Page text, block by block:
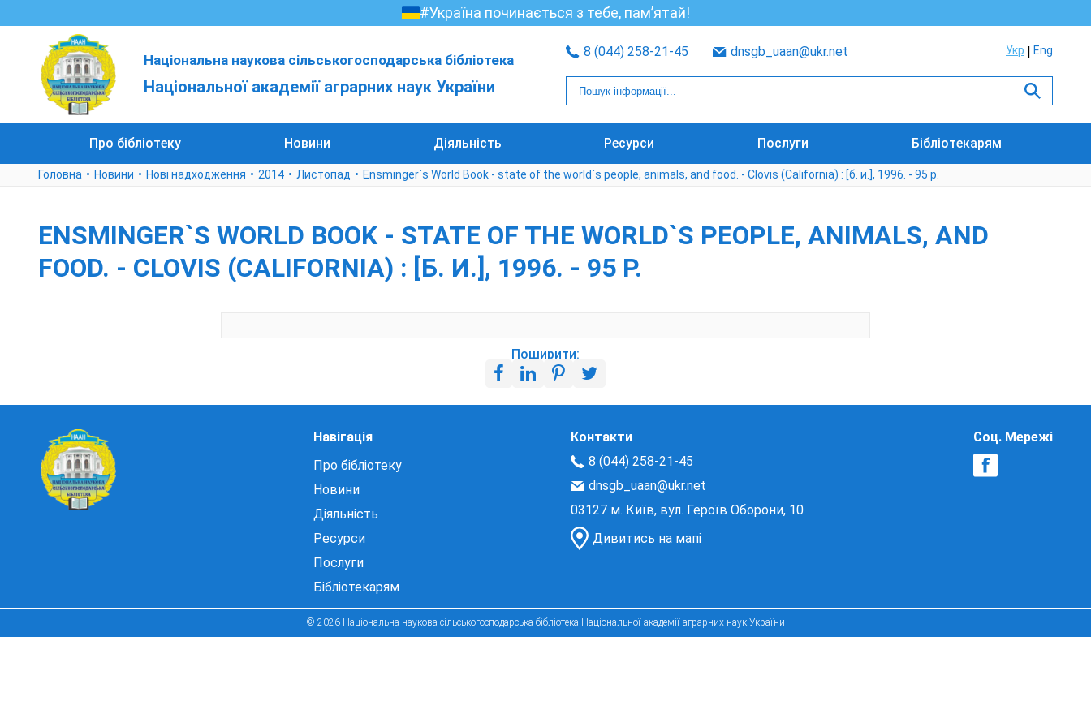
#Україна починається з тебе, пам’ятай!
Національна наукова сільськогосподарська бібліотека
Національної академії аграрних наук України
8 (044) 258-21-45 dnsgb_uaan@ukr.net Укр Eng
Про бібліотеку Новини Діяльність Ресурси Послуги Бібліотекарям
Головна Новини Нові надходження 2014 Листопад Ensminger`s World Book - state of the world`s people, animals, and food. - Clovis (California) : [б. и.], 1996. - 95 р.
ENSMINGER`S WORLD BOOK - STATE OF THE WORLD`S PEOPLE, ANIMALS, AND
FOOD. - CLOVIS (CALIFORNIA) : [Б. И.], 1996. - 95 Р.
Поширити:
Навігація
Про бібліотеку
Новини
Діяльність
Ресурси
Послуги
Бібліотекарям
Контакти
8 (044) 258-21-45
dnsgb_uaan@ukr.net
03127 м. Київ, вул. Героїв Оборони, 10
Дивитись на мапі
Соц. Мережі
© 2026 Національна наукова сільськогосподарська бібліотека Національної академії аграрних наук України